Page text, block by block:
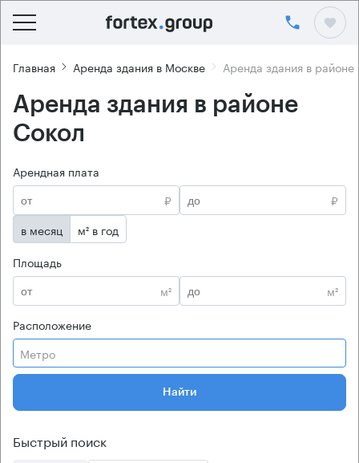
Главная Аренда здания в Москве Аренда здания в районе
Аренда здания в районе
Сокол
Арендная плата
₽
₽
в месяц
м² в год
Площадь
м²
м²
Расположение
Метро
Найти
Быстрый поиск